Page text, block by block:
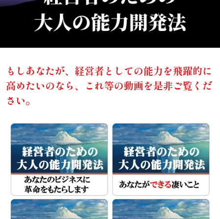
もしあなたが、経営者としての能力を飛躍的に
高めたいのなら、これ等の動画を是非ご覧くだ
さい。